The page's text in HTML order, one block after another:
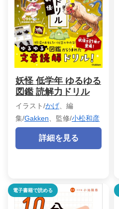
妖怪 低学年 ゆるゆる
図鑑 読解力ドリル
イラスト/かげ 、編
集/Gakken 、監修/小松和彦
詳細を見る
電子書籍で読める